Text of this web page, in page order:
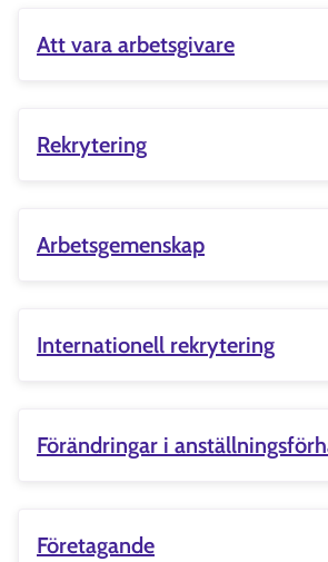
Att vara arbetsgivare
Rekrytering
Arbetsgemenskap
Internationell rekrytering
Förändringar i
Företagande